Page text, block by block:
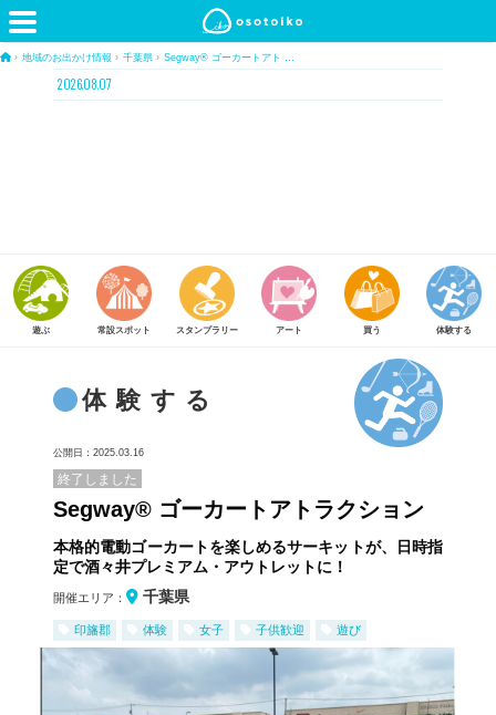
› 地域のお出かけ情報 › 千葉県 › Segway® ゴーカートアト …
2026.08.07
常設スポット スタンプラリー アート 買う 体験する 食べる
体験する
公開日：2025.03.16
終了しました
Segway® ゴーカートアトラクション
本格的電動ゴーカートを楽しめるサーキットが、日時指
定で酒々井プレミアム・アウトレットに！
開催エリア： 千葉県
印旛郡 体験 女子 子供歓迎 遊び